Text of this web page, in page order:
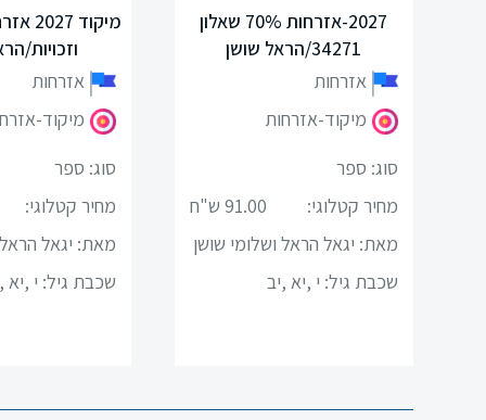
לשון
מדעים
ספרות
תנ”ך
וזכויות/
אזרחות
מיקוד-
סוג: ספר
מחיר קטלוגי:
מאת: יגאל הראל
שכבת גיל: י ,יא
2027-אזרחות 70% שאלון
34271/הראל שושן
אזרחות
מיקוד-אזרחות
סוג: ספר
מחיר קטלוגי:
91.00 ש"ח
מאת: יגאל הראל ושלומי שושן
שכבת גיל: י ,יא ,יב